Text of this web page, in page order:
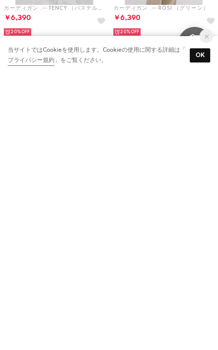
カーディガン .-- TENCY （パステルブルー）
￥6,390
20%
カーディガン .-- ROSI （グリーン）
￥6,390
20%
当サイトではCookieを使用します。Cookieの使用に関する詳細は「
プライバシー規約 」をご覧ください。
OK